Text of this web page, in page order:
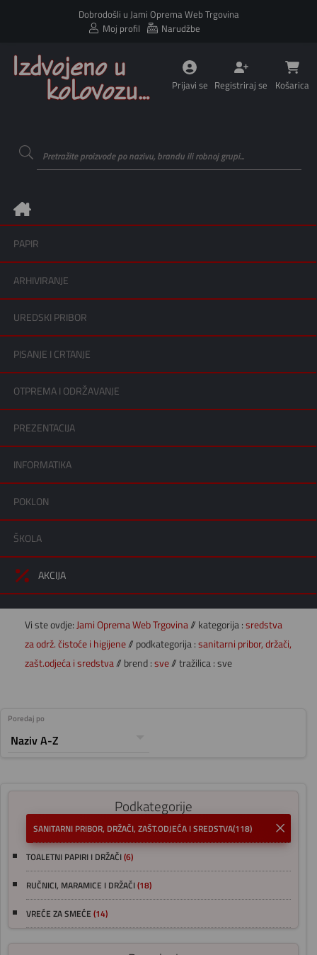
Dobrodošli u Jami Oprema Web Trgovina
Moj profil
Narudžbe
Prijavi se Registriraj se Košarica
PAPIR
ARHIVIRANJE
UREDSKI PRIBOR
PISANJE I CRTANJE
OTPREMA I ODRŽAVANJE
PREZENTACIJA
INFORMATIKA
POKLON
ŠKOLA
AKCIJA
Vi ste ovdje: Jami Oprema Web Trgovina// kategorija : sredstva
za održ. čistoće i higijene// podkategorija : sanitarni pribor, držači,
zašt.odjeća i sredstva// brend : sve// tražilica : sve
Poredaj po
Podkategorije
SANITARNI PRIBOR, DRŽAČI, ZAŠT.ODJEĆA I SREDSTVA(118)
TOALETNI PAPIRI I DRŽAČI(6)
RUČNICI, MARAMICE I DRŽAČI(18)
VREĆE ZA SMEĆE (14)